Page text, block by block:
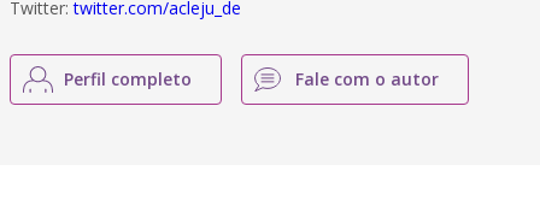
Twitter:twitter.com/acleju_de
Perfil completo Fale com o autor